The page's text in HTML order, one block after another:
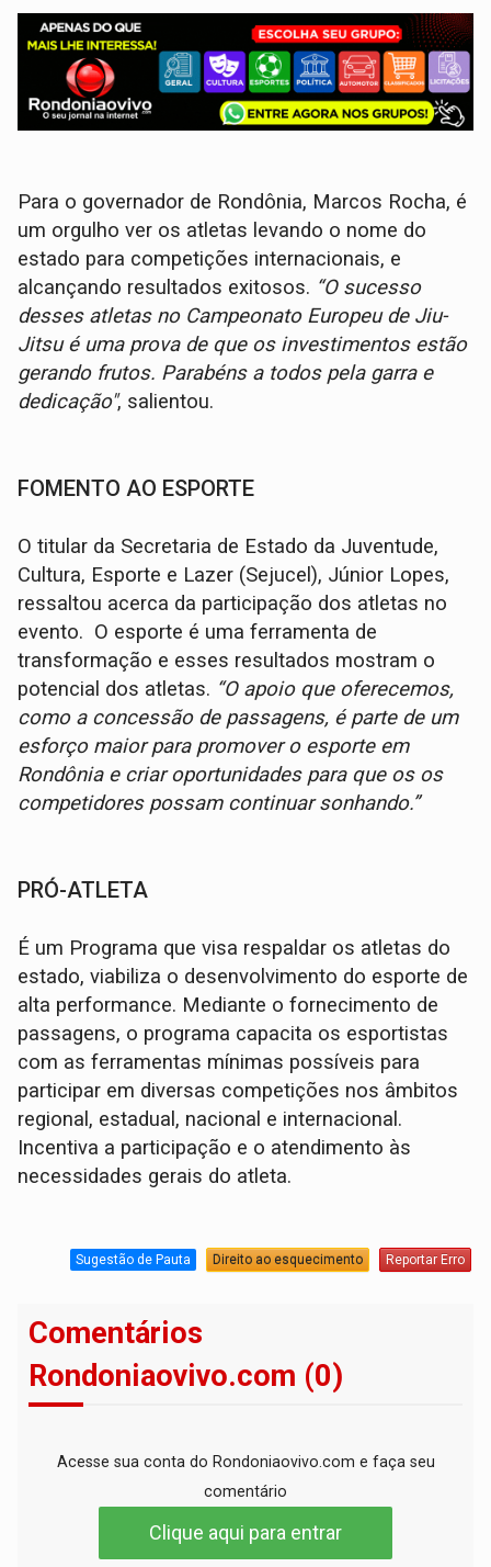
Para o governador de Rondônia, Marcos Rocha, é
um orgulho ver os atletas levando o nome do
estado para competições internacionais, e
alcançando resultados exitosos. “O sucesso
desses atletas no Campeonato Europeu de Jiu-
Jitsu é uma prova de que os investimentos estão
gerando frutos. Parabéns a todos pela garra e
dedicação", salientou.
FOMENTO AO ESPORTE
O titular da Secretaria de Estado da Juventude,
Cultura, Esporte e Lazer (Sejucel), Júnior Lopes,
ressaltou acerca da participação dos atletas no
evento. O esporte é uma ferramenta de
transformação e esses resultados mostram o
potencial dos atletas. “O apoio que oferecemos,
como a concessão de passagens, é parte de um
esforço maior para promover o esporte em
Rondônia e criar oportunidades para que os os
competidores possam continuar sonhando.”
PRÓ-ATLETA
É um Programa que visa respaldar os atletas do
estado, viabiliza o desenvolvimento do esporte de
alta performance. Mediante o fornecimento de
passagens, o programa capacita os esportistas
com as ferramentas mínimas possíveis para
participar em diversas competições nos âmbitos
regional, estadual, nacional e internacional.
Incentiva a participação e o atendimento às
necessidades gerais do atleta.
Sugestão de Pauta Direito ao esquecimento Reportar Erro
Comentários
Rondoniaovivo.com (0)
Acesse sua conta do Rondoniaovivo.com e faça seu
comentário
Clique aqui para entrar